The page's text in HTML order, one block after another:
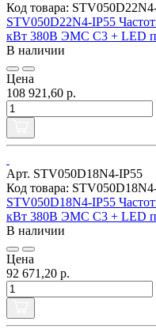
Код товара:
STV050D22N4-IP55
кВт 380В ЭМС С3 + LED
В наличии
Цена
108 921,60 р.
Арт. STV050D18N4-IP55
Код товара:
STV050D18N4-IP55
кВт 380В ЭМС С3 + LED
В наличии
Цена
92 671,20 р.